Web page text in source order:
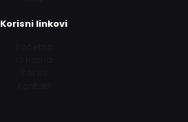
Korisni linkovi